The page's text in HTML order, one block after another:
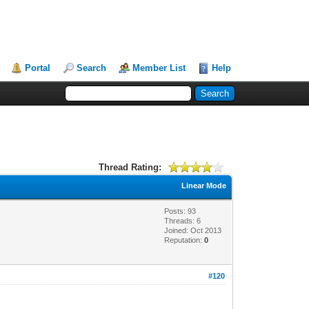
Portal Search Member List Help
Thread Rating:
Linear Mode
Posts: 93
Threads: 6
Joined: Oct 2013
Reputation:0
#120